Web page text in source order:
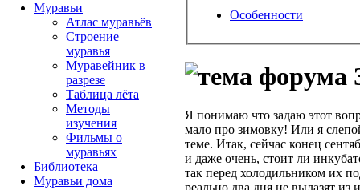
Особенности
Я понимаю что задаю этот
мало про зимовку! Или я
теме. Итак, сейчас конец
и даже очень, стоит ли
так перед холодильником их
Муравьи
Атлас муравьёв
Строение
муравья
Муравейник в
разрезе
Таблица лёта
Методы
изучения
Фильмы о
муравьях
Библиотека
Муравьи дома